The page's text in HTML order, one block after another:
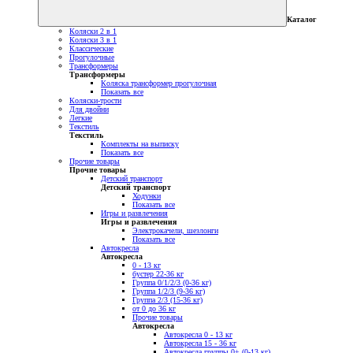
Каталог
Коляски 2 в 1
Коляски 3 в 1
Классические
Прогулочные
Трансформеры
Трансформеры
Коляска трансформер прогулочная
Показать все
Коляски-трости
Для двойни
Легкие
Текстиль
Текстиль
Комплекты на выписку
Показать все
Прочие товары
Прочие товары
Детский транспорт
Детский транспорт
Ходунки
Показать все
Игры и развлечения
Игры и развлечения
Электрокачели, шезлонги
Показать все
Автокресла
Автокресла
0 - 13 кг
бустер 22-36 кг
Группа 0/1/2/3 (0-36 кг)
Группа 1/2/3 (9-36 кг)
Группа 2/3 (15-36 кг)
от 0 до 36 кг
Прочие товары
Автокресла
Автокресла 0 - 13 кг
Автокресла 15 - 36 кг